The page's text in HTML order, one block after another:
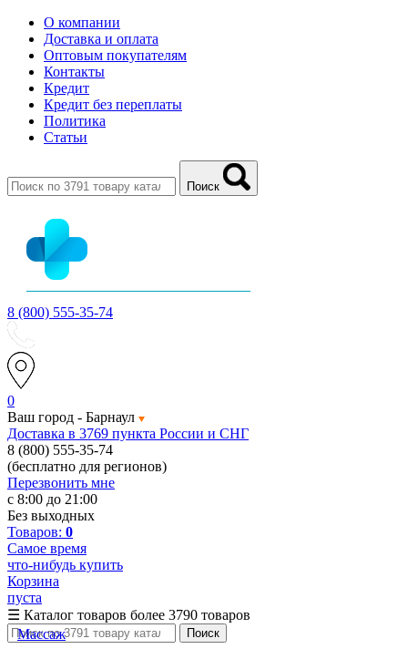
О компании
Доставка и оплата
Оптовым покупателям
Контакты
Кредит
Кредит без переплаты
Политика
Статьи
Поиск
8 (800) 555-35-74
0
Ваш город - Барнаул
Доставка в 3769 пункта России и СНГ
8 (800) 555-35-74
(бесплатно для регионов)
Перезвонить мне
с 8:00 до 21:00
Без выходных
Товаров: 0
Самое время
что-нибудь купить
Корзина
пуста
☰ Каталог товаров более 3790 товаров
Массаж
Поиск